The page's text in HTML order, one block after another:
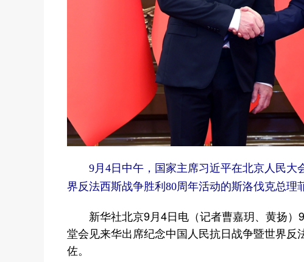
9月4日中午，国家主席习近平在北京人民
界反法西斯战争胜利80周年活动的斯洛伐克总理
新华社北京9月4日电（记者曹嘉玥、黄扬）
堂会见来华出席纪念中国人民抗日战争暨世界
佐。